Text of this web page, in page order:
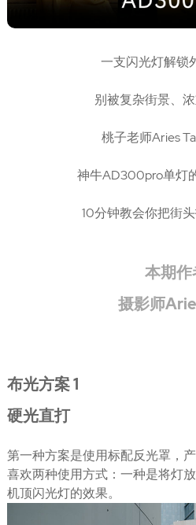
一支闪光灯解锁
别被复杂街景、
桃子老师Aries
神牛AD300pro单灯
10分钟教会你把街
本期作
摄影师
布光方案 1
硬光直打
第一种方案是使用标配反光罩，
喜欢两种使用方式：一种是将灯
机顶闪光灯的效果。